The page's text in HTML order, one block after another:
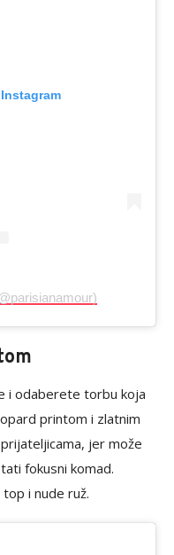
i odaberete torbu koja
printom i zlatnim
jer može
fokusni komad.
i nude ruž.